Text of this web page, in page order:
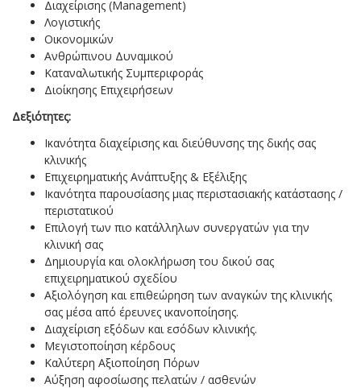
Διαχείρισης (Management)
Λογιστικής
Οικονομικών
Ανθρώπινου Δυναμικού
Καταναλωτικής Συμπεριφοράς
Διοίκησης Επιχειρήσεων
Δεξιότητες:
Ικανότητα διαχείρισης και διεύθυνσης της δικής σας
κλινικής
Επιχειρηματικής Ανάπτυξης & Εξέλιξης
Ικανότητα παρουσίασης μιας περιστασιακής κατάστασης /
περιστατικού
Επιλογή των πιο κατάλληλων συνεργατών για την
κλινική σας
Δημιουργία και ολοκλήρωση του δικού σας
επιχειρηματικού σχεδίου
Αξιολόγηση και επιθεώρηση των αναγκών της κλινικής
σας μέσα από έρευνες ικανοποίησης.
Διαχείριση εξόδων και εσόδων κλινικής.
Μεγιστοποίηση κέρδους
Καλύτερη Αξιοποίηση Πόρων
Αύξηση αφοσίωσης πελατών / ασθενών